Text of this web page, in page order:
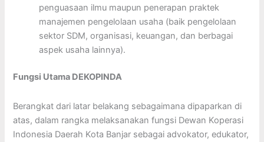
penguasaan ilmu maupun penerapan praktek
manajemen pengelolaan usaha (baik pengelolaan
sektor SDM, organisasi, keuangan, dan berbagai
aspek usaha lainnya).
Fungsi Utama DEKOPINDA
Berangkat dari latar belakang sebagaimana dipaparkan di
atas, dalam rangka melaksanakan fungsi Dewan Koperasi
Indonesia Daerah Kota Banjar sebagai advokator, edukator,